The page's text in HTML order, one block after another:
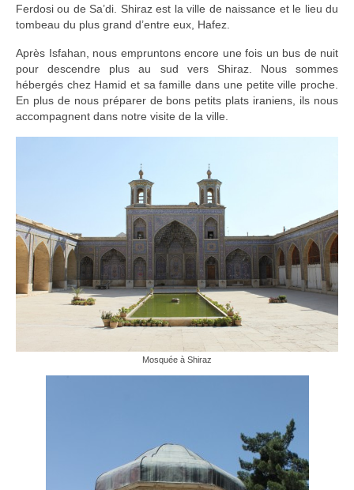
Ouzbekistan
Turkmenistan
Iran
Turquie
Préparatifs
Autres voyages
Bolivie
Cambodge
Cap-vert
Guatemala
Vietnam
Ferdosi ou de Sa’di. Shiraz est la ville de naissance et le lieu du
tombeau du plus grand d’entre eux, Hafez.
Après Isfahan, nous empruntons encore une fois un bus de nuit
pour descendre plus au sud vers Shiraz. Nous sommes
hébergés chez Hamid et sa famille dans une petite ville proche.
En plus de nous préparer de bons petits plats iraniens, ils nous
accompagnent dans notre visite de la ville.
Mosquée à Shiraz